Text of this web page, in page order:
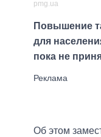
pmg.ua
Повышение
для
пока не
Об этом